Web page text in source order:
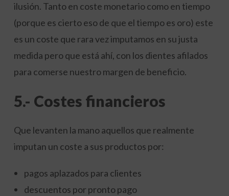
ilusión. Tanto en coste monetario como en tiempo
(porque es cierto eso de que el tiempo es oro) este
es un coste que rara vez imputamos en su justa
medida pero que está ahí, con los dientes afilados
para comerse nuestro margen de beneficio.
5.- Costes financieros
Que levanten la mano aquellos que realmente
imputan un coste a sus productos por:
pagos aplazados para clientes
descuentos por pronto pago